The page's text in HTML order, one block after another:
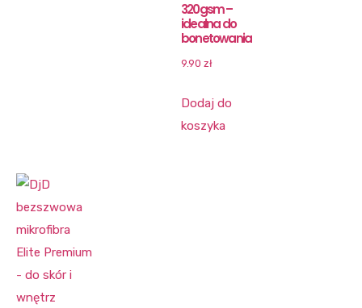
320gsm –
idealna do
bonetowania
9.90 zł
Dodaj do
koszyka